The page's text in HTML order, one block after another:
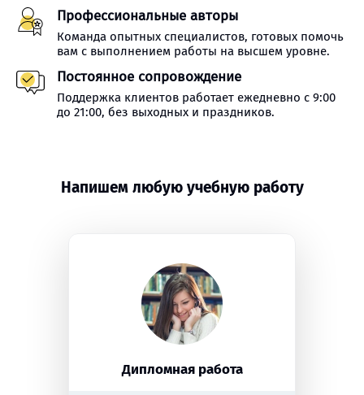
Профессиональные авторы
Команда опытных специалистов, готовых помочь
вам с выполнением работы на высшем уровне.
Постоянное сопровождение
Поддержка клиентов работает ежедневно с 9:00
до 21:00, без выходных и праздников.
Напишем любую учебную работу
Дипломная работа